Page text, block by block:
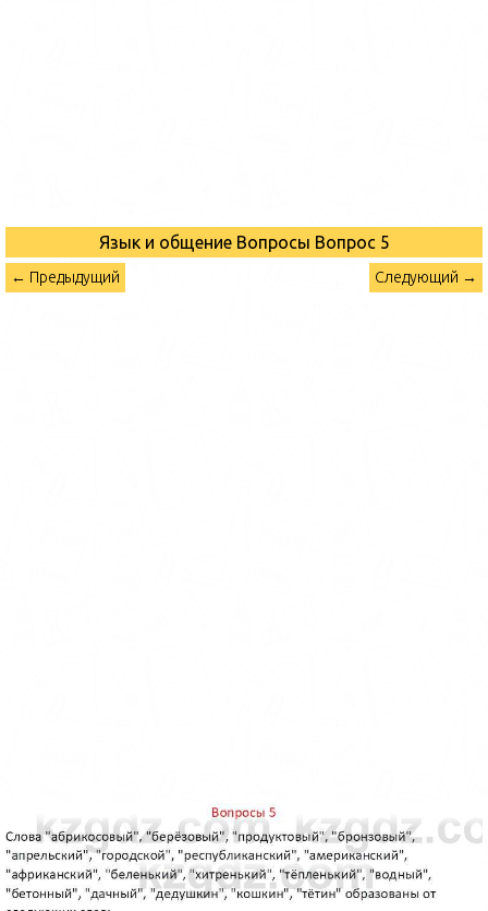
Язык и общение Вопросы Вопрос 5
← Предыдущий Следующий →